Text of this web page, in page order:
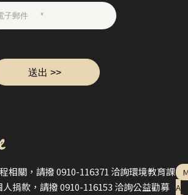
相關，請撥 0910-116371 洽詢環境教育課
捐款，請撥 0910-116153 洽詢公益勸募 A